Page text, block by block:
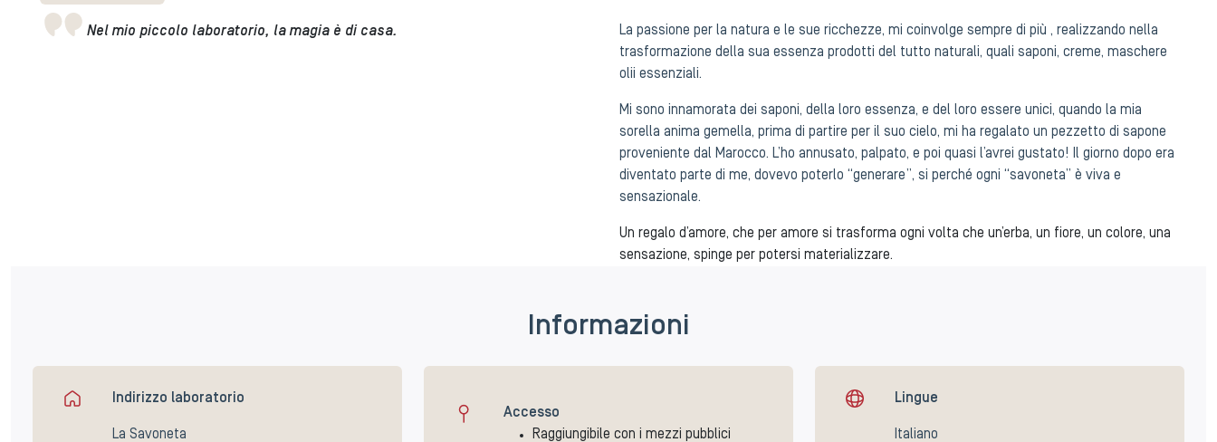
Nel mio piccolo laboratorio, la magia è di casa.
La passione per la natura e le sue ricchezze, mi coinvolge sempre di più , realizzando nella
trasformazione della sua essenza prodotti del tutto naturali, quali saponi, creme, maschere
olii essenziali.
Mi sono innamorata dei saponi, della loro essenza, e del loro essere unici, quando la mia
sorella anima gemella, prima di partire per il suo cielo, mi ha regalato un pezzetto di sapone
proveniente dal Marocco. L’ho annusato, palpato, e poi quasi l’avrei gustato! Il giorno dopo era
diventato parte di me, dovevo poterlo “generare”, si perché ogni “savoneta” è viva e
sensazionale.
Un regalo d’amore, che per amore si trasforma ogni volta che un’erba, un fiore, un colore, una
sensazione, spinge per potersi materializzare.
Informazioni
Indirizzo laboratorio
La Savoneta
Accesso
Raggiungibile con i mezzi pubblici
Lingue
Italiano